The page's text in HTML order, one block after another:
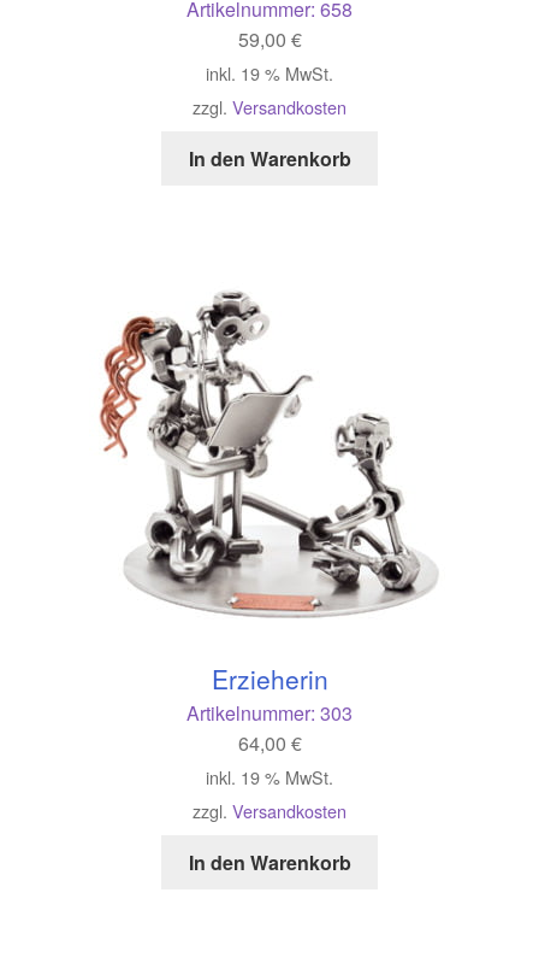
Artikelnummer: 658
59,00 €
inkl. 19 % MwSt.
zzgl. Versandkosten
In den Warenkorb
Erzieherin
Artikelnummer: 303
64,00 €
inkl. 19 % MwSt.
zzgl. Versandkosten
In den Warenkorb